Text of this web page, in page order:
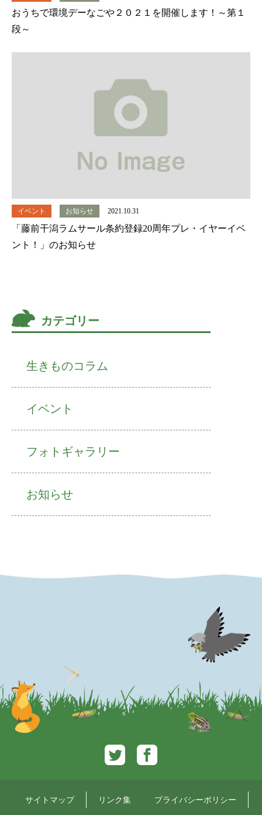
おうちで環境デーなごや２０２１を開催します！～第１
段～
イベント お知らせ 2021.10.31
「藤前干潟ラムサール条約登録20周年プレ・イヤーイベ
ント！」のお知らせ
カテゴリー
生きものコラム
イベント
フォトギャラリー
お知らせ
Twitter
サイトマップ リンク集 プライバシーポリシー